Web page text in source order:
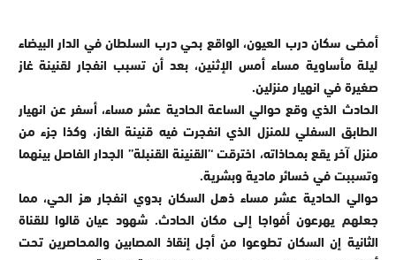
أمضى سكان درب العيون، الواقع بحي درب السلطان في الدار البيضاء
ليلة مأساوية مساء أمس الإثنين، بعد أن تسبب انفجار لقنينة غاز
صغيرة في انهيار منزلين.
الحادث الذي وقع حوالي الساعة الحادية عشر مساء، أسفر عن انهيار
الطابق السفلي للمنزل الذي انفجرت فيه قنينة الغاز، وكذا جزء من
منزل آخر يقع بمحاذاته، اخترقت ‘’القنينة القنبلة’’ الجدار الفاصل بينهما
وتسببت في خسائر مادية وبشرية.
حوالي الحادية عشر مساء ذهل السكان بدوي انفجار هز الحي، مما
جعلهم يهرعون أفواجا إلى مكان الحادث. شهود عيان قالوا للقناة
الثانية إن السكان تطوعوا من أجل إنقاذ المصابين والمحاصرين تحت